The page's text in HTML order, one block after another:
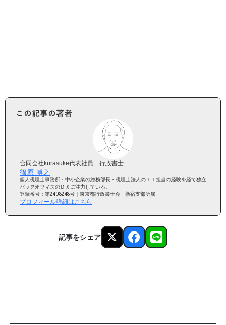
この記事の著者
合同会社kurasuke代表社員 行政書士
篠原 博之
個人税理士事務所・中小企業の総務部長・税理士法人のＩＴ担当の経験を経て独立
バックオフィスのＤＸに注力している。
登録番号：第2408248号｜東京都行政書士会 新宿支部所属
プロフィール詳細はこちら
記事をシェア